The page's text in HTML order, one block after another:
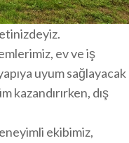
ev ve iş
uyum sağlayacak
kazandırırken, dış
ekibimiz,